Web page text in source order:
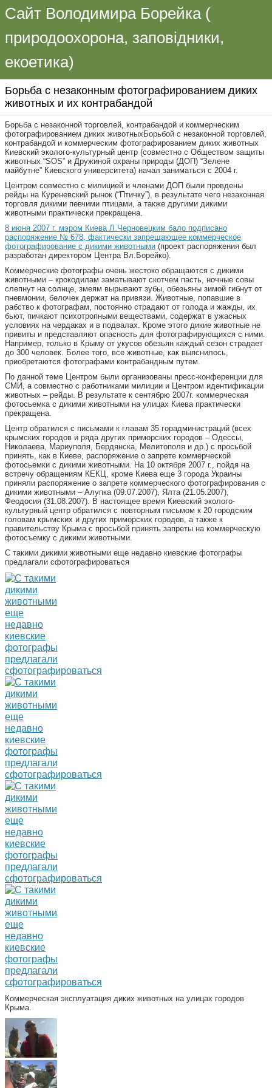
Сайт Володимира Борейка (
природоохорона, заповідники,
екоетика)
Борьба с незаконным фотографированием диких
животных и их контрабандой
Борьба с незаконной торговлей, контрабандой и коммерческим
фотографированием диких животныхБорьбой с незаконной торговлей,
контрабандой и коммерческим фотографированием диких животных
Киевский эколого-культурный центр (совместно с Обществом защиты
животных “SOS” и Дружиной охраны природы (ДОП) “Зелене
майбутне” Киевского университета) начал заниматься с 2004 г.
Центром совместно с милицией и членами ДОП были провдены
рейды на Куреневский рынок (“Птичку”), в результате чего незаконная
торговля дикими певчими птицами, а также другими дикими
животными практически прекращена.
8 июня 2007 г. мэром Киева Л.Черновецким бало подписано
распоряжение № 678, фактически запрещающее коммерческое
фотографирование с дикими животными (проект распоряжения был
разработан директором Центра Вл.Борейко).
Коммерческие фотографы очень жестоко обращаются с дикими
животными – крокодилам заматывают скотчем пасть, ночные совы
слепнут на солнце, змеям вырывают зубы, обезьяны зимой гибнут от
пневмонии, белочек держат на привязи. Животные, попавшие в
рабство к фотографам, постоянно страдают от голода и жажды, их
бьют, пичкают психотропными веществами, содержат в ужасных
условиях на чердаках и в подвалах. Кроме этого дикие животные не
привиты и представляют опасность для фотографирующихся с ними.
Например, только в Крыму от укусов обезьян каждый сезон страдает
до 300 человек. Более того, все животные, как выяснилось,
приобретаются фотографами контрабандным путем.
По данной теме Центром были организованы пресс-конференции для
СМИ, а совместно с работниками милиции и Центром идентификации
животных – рейды. В результате к сентябрю 2007г. коммерческая
фотосьемка с дикими животными на улицах Киева практически
прекращена.
Центр обратился с письмами к главам 35 горадминистраций (всех
крымских городов и ряда других приморских городов – Одессы,
Николаева, Мариуполя, Бердянска, Мелитополя и др.) с просьбой
принять, как в Киеве, распоряжение о запрете коммерческой
фотосьемки с дикими животными. На 10 октября 2007 г., пойдя на
встречу обращениям КЕКЦ, кроме Киева еще 3 города Украины
приняли распоряжение о запрете коммерческого фотографирования с
дикими животными – Алупка (09.07.2007), Ялта (21.05.2007),
Феодосия (31.08.2007). В настоящее время Киевский эколого-
культурный центр обратился с повторным письмом к 20 городским
головам крымских и других приморских городов, а также к
правительству Крыма с просьбой принять запреты на коммерческую
фотосъемку с дикими животными.
С такими дикими животными еще недавно киевские фотографы
предлагали сфотографироваться
Коммерческая эксплуатация диких животных на улицах городов
Крыма.